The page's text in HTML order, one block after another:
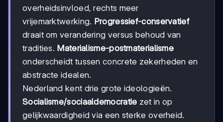
overheidsinvloed, rechts meer
vrijemarktwerking. Progressief-conservatief
draait om verandering versus behoud van
tradities. Materialisme-postmaterialisme
onderscheidt tussen concrete zekerheden en
abstracte idealen.
Nederland kent drie grote ideologieën.
Socialisme/sociaaldemocratie zet in op
gelijkwaardigheid via een sterke overheid.